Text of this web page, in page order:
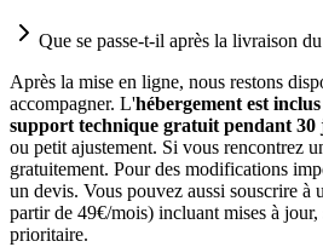
Que se passe-t-il après la livraison
Après la mise en ligne, nous restons
accompagner. L'hébergement est
support technique gratuit pendant 30
ou petit ajustement. Si vous rencontrez
gratuitement. Pour des modifications
un devis. Vous pouvez aussi souscrire à
partir de 49€/mois) incluant mises à jour,
prioritaire.